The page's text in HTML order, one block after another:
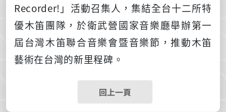
Recorder! 」活動召集人，集結全台十二所特
優木笛團隊，於衛武營國家音樂廳舉辦第一
屆台灣木笛聯合音樂會暨音樂節，推動木笛
藝術在台灣的新里程碑。
回上一頁